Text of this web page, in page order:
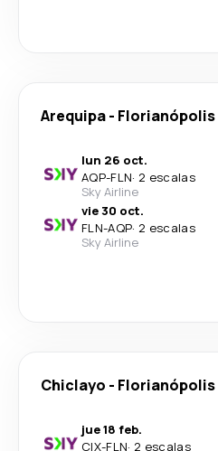
Arequipa- Florianópolis
lun 26 oct.
AQP-FLN· 2 escalas
Sky Airline
vie 30 oct.
FLN-AQP· 2 escalas
Sky Airline
Chiclayo - Florianópolis
jue 18 feb.
CIX-FLN· 2 escalas